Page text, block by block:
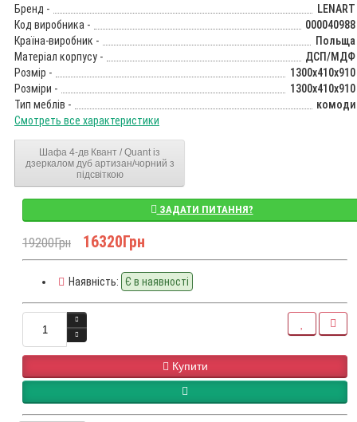
Бренд -
LENART
Код виробника -
000040988
Країна-виробник -
Польща
Матеріал корпусу -
ДСП/МДФ
Розмір -
1300x410x910
Розміри -
1300x410x910
Тип меблів -
комоди
Смотреть все характеристики
Шафа 4-дв Квант / Quant із
дзеркалом дуб артизан/чорний з
підсвіткою
ЗАДАТИ ПИТАННЯ?
19200Грн 16320Грн
Наявність: Є в наявності
Купити